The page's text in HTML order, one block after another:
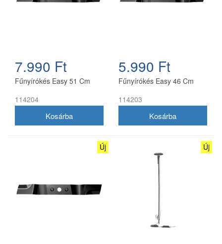
7.990 Ft
Fűnyírókés Easy 51 Cm
114204
5.990 Ft
Fűnyírókés Easy 46 Cm
114203
Új Új